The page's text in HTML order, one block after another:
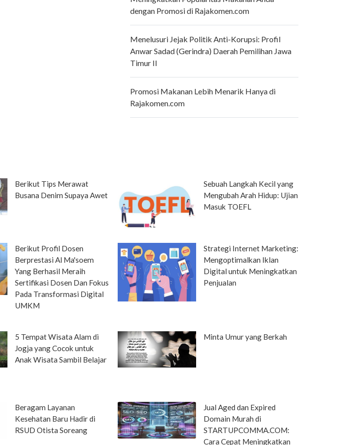
dengan Promosi di Rajakomen.com
Menelusuri Jejak Politik Anti-Korupsi: Profil
Anwar Sadad (Gerindra) Daerah Pemilihan Jawa
Timur II
Promosi Makanan Lebih Menarik Hanya di
Rajakomen.com
Berikut Tips Merawat
Busana Denim Supaya Awet
Sebuah Langkah Kecil yang
Mengubah Arah Hidup: Ujian
Masuk TOEFL
Berikut Profil Dosen
Berprestasi Al Ma'soem
Yang Berhasil Meraih
Sertifikasi Dosen Dan Fokus
Pada Transformasi Digital
UMKM
Strategi Internet Marketing:
Mengoptimalkan Iklan
Digital untuk Meningkatkan
Penjualan
5 Tempat Wisata Alam di
Jogja yang Cocok untuk
Anak Wisata Sambil Belajar
Minta Umur yang Berkah
Beragam Layanan
Kesehatan Baru Hadir di
RSUD Otista Soreang
Jual Aged dan Expired
Domain Murah di
STARTUPCOMMA.COM:
Cara Cepat Meningkatkan